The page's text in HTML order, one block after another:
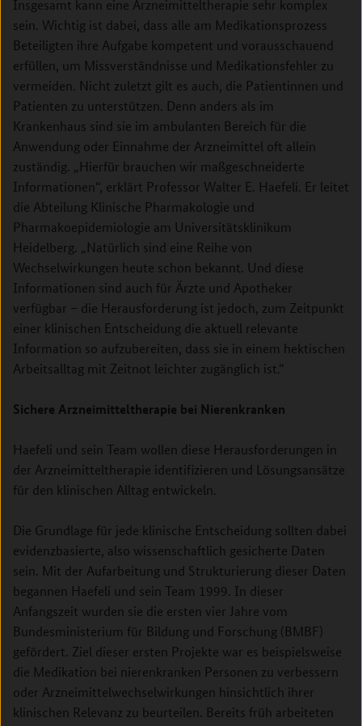
Insgesamt kann eine Arzneimitteltherapie sehr komplex
sein. Wichtig ist dabei, dass alle am Medikationsprozess
Beteiligten ihre Aufgabe kompetent und vorausschauend
erfüllen, um Missverständnisse und Medikationsfehler zu
vermeiden. Nicht zuletzt gilt es auch, die Patientinnen und
Patienten zu unterstützen. Denn anders als im
Krankenhaus sind sie im ambulanten Bereich für die
Anwendung oder Einnahme der Arzneimittel oft allein
zuständig. „Hierfür brauchen wir maßgeschneiderte
Informationen“, erklärt Professor Walter E. Haefeli. Er leitet
die Abteilung Klinische Pharmakologie und
Pharmakoepidemiologie am Universitätsklinikum
Heidelberg. „Natürlich sind eine Reihe von
Wechselwirkungen heute schon bekannt. Und diese
Informationen sind auch für Ärzte und Apotheker
verfügbar – die Herausforderung ist jedoch, zum Zeitpunkt
einer klinischen Entscheidung die aktuell relevante
Information so aufzubereiten, dass sie in einem hektischen
Arbeitsalltag mit Zeitnot leichter zugänglich ist.“
Sichere Arzneimitteltherapie bei Nierenkranken
Haefeli und sein Team wollen diese Herausforderungen in
der Arzneimitteltherapie identifizieren und Lösungsansätze
für den klinischen Alltag entwickeln.
Die Grundlage für jede klinische Entscheidung sollten dabei
evidenzbasierte, also wissenschaftlich gesicherte Daten
sein. Mit der Aufarbeitung und Strukturierung dieser Daten
begannen Haefeli und sein Team 1999. In dieser
Anfangszeit wurden sie die ersten vier Jahre vom
Bundesministerium für Bildung und Forschung (BMBF)
gefördert. Ziel dieser ersten Projekte war es beispielsweise
die Medikation bei nierenkranken Personen zu verbessern
oder Arzneimittelwechselwirkungen hinsichtlich ihrer
klinischen Relevanz zu beurteilen. Bereits früh arbeiteten